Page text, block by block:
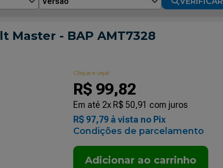
Master - BAP AMT7328
Clique e veja!
R$ 99,82
Em até 2x R$ 50,91 com juros
R$ 97,79à vista no Pix
Condições de parcelamento
Adicionar ao carrinho